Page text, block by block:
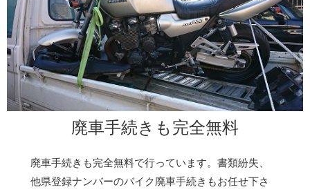
廃車手続きも完全無料
廃車手続きも完全無料で行っています。書類紛失、
他県登録ナンバーのバイク廃車手続きもお任せ下さ